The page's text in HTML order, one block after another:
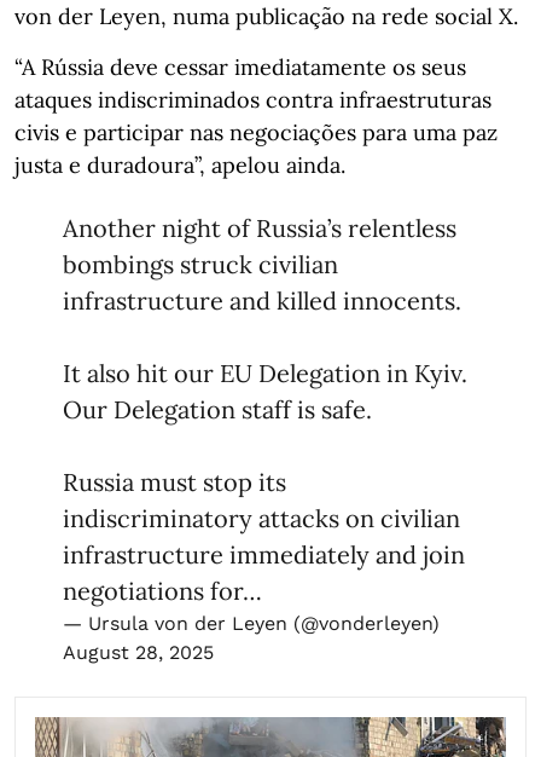
von der Leyen, numa publicação na rede social X.
“A Rússia deve cessar imediatamente os seus
ataques indiscriminados contra infraestruturas
civis e participar nas negociações para uma paz
justa e duradoura”, apelou ainda.
Another night of Russia’s relentless
bombings struck civilian
infrastructure and killed innocents.
It also hit our EU Delegation in Kyiv.
Our Delegation staff is safe.
Russia must stop its
indiscriminatory attacks on civilian
infrastructure immediately and join
negotiations for…
— Ursula von der Leyen (@vonderleyen)
August 28, 2025